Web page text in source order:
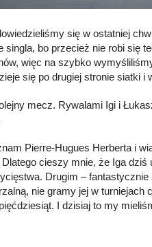
się w ostatniej
singla, bo przecież nie robi się
więc na szybko
się po drugiej stronie siatki i
mecz. Rywalami Igi i
Pierre-Hugues Herberta i
cieszy mnie, że Iga
Drugim –
nie gramy jej w
I dzisiaj to my